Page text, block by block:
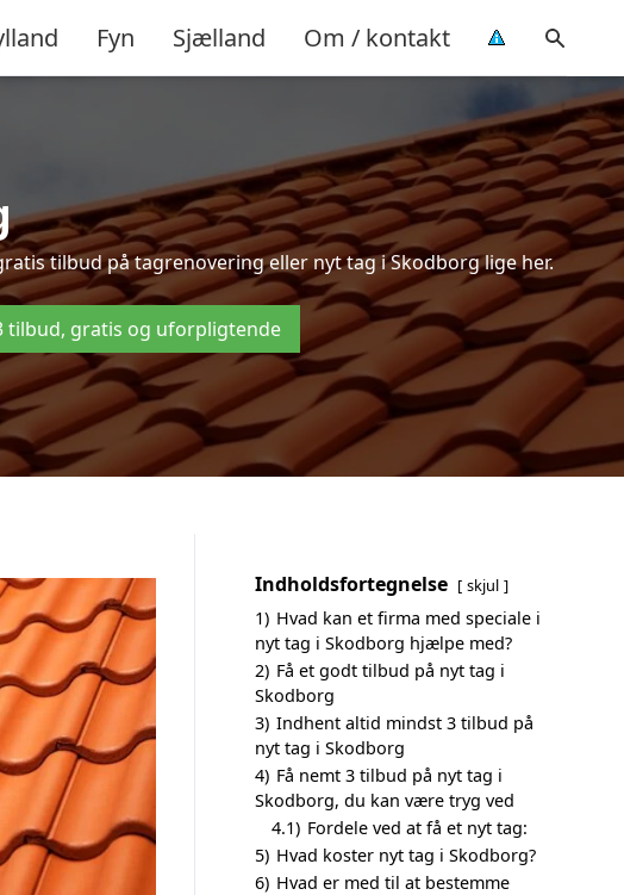
Fyn Sjælland Om / kontakt
tilbud på tagrenovering eller nyt tag i Skodborg lige her.
tilbud, gratis og uforpligtende
Indholdsfortegnelse skjul
1) Hvad kan et firma med speciale i
nyt tag i Skodborg hjælpe med?
2) Få et godt tilbud på nyt tag i
Skodborg
3) Indhent altid mindst 3 tilbud på
nyt tag i Skodborg
4) Få nemt 3 tilbud på nyt tag i
Skodborg, du kan være tryg ved
4.1) Fordele ved at få et nyt tag:
5) Hvad koster nyt tag i Skodborg?
6) Hvad er med til at bestemme